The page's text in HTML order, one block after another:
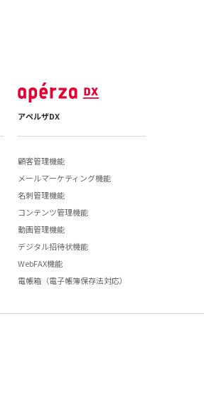
アペルザDX
顧客管理機能
メールマーケティング機能
名刺管理機能
コンテンツ管理機能
動画管理機能
デジタル招待状機能
WebFAX機能
電帳箱（電子帳簿保存法対応）